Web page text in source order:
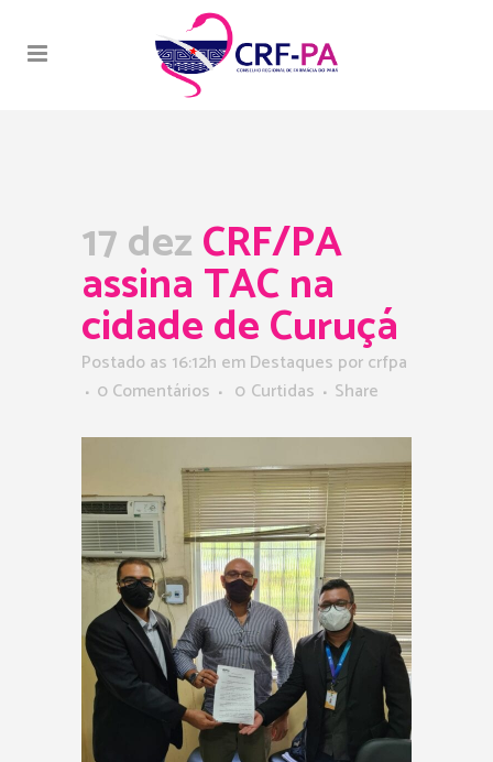
17 dezCRF/PA
assina TAC na
cidade de Curuçá
Postado as 16:12h emDestaques porcrfpa
0 Comentários
0 Curtidas Share